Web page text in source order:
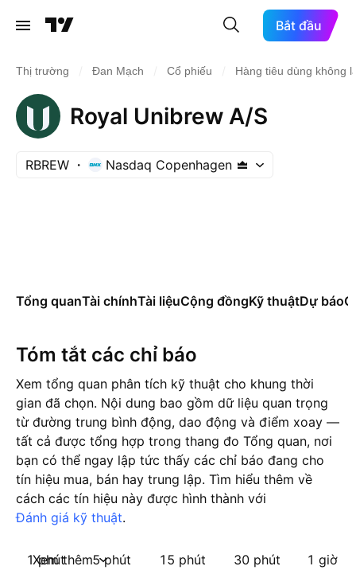
Bắt đầu
Thị trường Đan Mạch Cổ phiếu Hàng tiêu dùng không
Royal Unibrew A/S
RBREW Nasdaq Copenhagen
Tổng quanTài chínhTài liệuCộng đồngKỹ thuậtDự báo
Tóm tắt các chỉ báo
Xem tổng quan phân tích kỹ thuật cho khung thời
gian đã chọn. Nội dung bao gồm dữ liệu quan trọng
từ đường trung bình động, dao động và điểm xoay —
tất cả được tổng hợp trong thang đo Tổng quan, nơi
bạn có thể ngay lập tức thấy các chỉ báo đang cho
tín hiệu mua, bán hay trung lập. Tìm hiểu thêm về
cách các tín hiệu này được hình thành với
Đánh giá kỹ thuật.
1 phút 5 phút 15 phút 30 phút 1 giờ
Xem thêm